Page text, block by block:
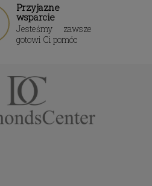
Przyjazne
wsparcie
Jesteśmy zawsze
gotowi Ci pomóc